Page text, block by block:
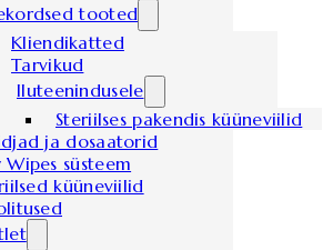
tooted
Kliendikatted
Tarvikud
Iluteenindusele
Steriilses pakendis küüneviilid
ja dosaatorid
Wipes süsteem
küüneviilid